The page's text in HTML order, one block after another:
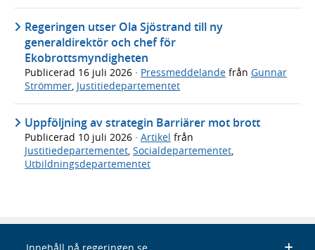
Regeringen utser Ola Sjöstrand till ny
generaldirektör och chef för
Ekobrottsmyndigheten
Publicerad 16 juli 2026 · Pressmeddelande från Gunnar
Strömmer, Justitiedepartementet
Uppföljning av strategin Barriärer mot brott
Publicerad 10 juli 2026 · Artikel från
Justitiedepartementet, Socialdepartementet,
Utbildningsdepartementet